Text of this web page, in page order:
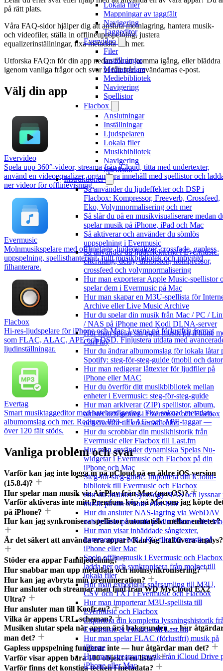
Lokala filer
Mappningar av taggfält
Navigering
Taggeditor
Evervideo
Filer
Inställningar
Mediaspelare
Mediebibliotek
Navigering
Spellistor
Flacbox
Anslutningar
Inställningar
Ljudspelaren
Lokala filer
Musikbibliotek
Navigering
Spellistor
Instruktioner
Så använder du ljudeffekter och DSP i
Flacbox: Kompressor, Freeverb, Crossfeed,
Eko, Volymnormalisering och mer
Så slår du på en musikvisualiserare medan
spelar musik på iPhone, iPad och Mac
Så aktiverar och använder du sömlös
uppspelning i Evermusic
Så använder du ljudeffekterna i Evermusic:
efterklang, delay, distorsion, kompressor,
crossfeed och volymnormalisering
Hur man exporterar Apple Music-spellistor
spelar dem i Evermusic på Mac
Hur man skapar en M3U-spellista för
Archive eller Live Music Archive
Hur du spelar din musik från Mac / PC /
/ NAS på iPhone med Kodi DLNA-server
Hur man spelar sin egen musik på iPhone
CarPlay
Hur du ändrar albumomslag för lokala låtar
Spotify: steg-för-steg-guide (mobil och
Hur man redigerar låttexter för ljudfiler på
iPhone eller MAC
Hur du överför ditt musikbibliotek mellan
enheter i Evermusic: steg-för-steg-guide
Hur man arkiverar (ZIP) spellistor, album,
artister och genrer i Evermusic och Flacbox
och överför till en annan enhet
Hur du scrobblar din musikhistorik från
Evermusic eller Flacbox till Last.fm
Hur man använder dynamiska Spelas Nu-
widgetar i Evermusic och Flacbox på din
iPhone och Mac
Steg-för-steg-guide: Importera ditt iCloud-
bibliotek till Evermusic och Flacbox
Hur du ansluter Synology NAS och lyssnar
musik på din iPhone eller Mac
Hur du ansluter NAS-lagring via WebDAV
och lyssnar på musik på din iPhone eller
Hur man visar inbäddade sångtexter,
kommentarer och LRC-filer för musik på
iPhone eller Mac
Spela offlinemusik i Evermusic och
ladda ner och synkronisera från molnet till
lokala filer
Hur man exporterar spårsamling till M3U,
CSV och TXT i Evermusic och Flacbox
Hur man importerar M3U-spellista till
Evermusic och Flacbox
Exportera din kompletta lyssningshistorik
Evermusic & Flacbox till Last.fm
Hur man spelar FLAC (förlustfri) musik på
iPhone
Hur man streamar musik från iCloud Drive
iPhone eller Mac
på rätt plats.
Våra FAQ-sidor hjälper dig att ansluta molnlagring, hantera musik-
och videofiler, ställa in offlineuppspelning, justera
equalizerinställningar, fixa metadata och mer.
Utforska FAQ:n för din app nedan för att komma igång, eller bläddra
igenom vanliga frågor och svar vi fått från användarnas e-post.
Välj din app
Evervideo
Spela upp 360°-videor, streama från iCloud, titta med undertexter,
använd en videoequalizer, organisera innehåll med spellistor och
ner videor för offlinevisning.
Evermusic
Molnmusikspelarе med offlineläge, ljudequalizer, crossfade, gapless
uppspelning, spellisthantering, fullt musikbibliotek och inbyggd
filhanterare.
Flacbox
Hi-res-ljudspelare för iPhone och Mac. Lyssna på förlustfria format
som FLAC, ALAC, APE och DSD. Finjustera utdata med
ljudinställningar.
Evertag
Smart musiktaggeditor med batchredigering. Fixa saknad metadata,
albumomslag och mer. Redigera ID3-, FLAC- och APE-taggar —
över 120 fält stöds.
Vanliga problem och svar
Varför kan jag inte logga in på pCloud på en äldre iOS-version
(15.8.4)?
Hur spelar man musik via AirPlay från Mac (macOS)?
Varför aktiveras inte mitt Premium-köp på Mac om jag köpte
på iPhone?
Hur kan jag synkronisera spellistor automatiskt mellan enheter?
Är det säkert att använda era appar? Kan jag inaktivera analys?
Stöder era appar Familjedelning?
Hur snabbar man upp metadata och molnsynkronisering?
Hur kan jag avbryta min prenumeration?
Hur ansluter och streamar man ljud från WD MyCloud EX2
Ultra?
Hur ansluter man till Koofr.eu?
Vilka är appens URL-scheman?
Musiken slutar spela när appen är i bakgrunden — hur
man det?
Gapless uppspelning fungerar inte — hur åtgärdar man det?
Varför visar appen bara 100 objekt i en lista?
Varför finns det konstiga tecken i metadata?